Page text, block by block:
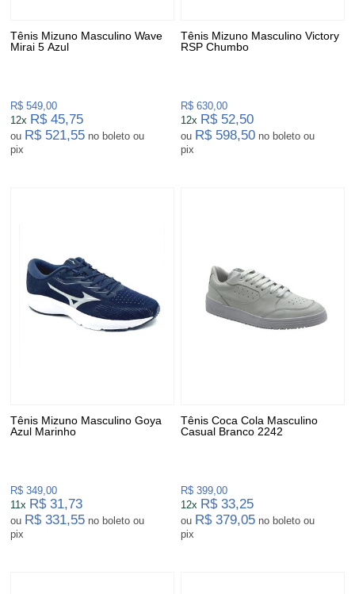
Tênis Mizuno Masculino Wave
Mirai 5 Azul
R$ 549,00
12x R$ 45,75
ou R$ 521,55 no boleto ou
pix
Tênis Mizuno Masculino Victory
RSP Chumbo
R$ 630,00
12x R$ 52,50
ou R$ 598,50 no boleto ou
pix
Tênis Mizuno Masculino Goya
Azul Marinho
R$ 349,00
11x R$ 31,73
ou R$ 331,55 no boleto ou
pix
Tênis Coca Cola Masculino
Casual Branco 2242
R$ 399,00
12x R$ 33,25
ou R$ 379,05 no boleto ou
pix